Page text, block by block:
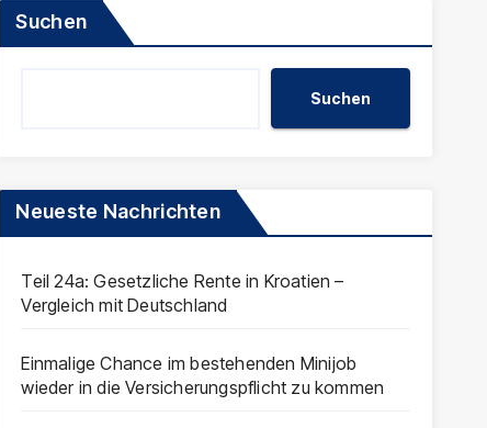
Suchen
Suchen
Neueste Nachrichten
Teil 24a: Gesetzliche Rente in Kroatien –
Vergleich mit Deutschland
Einmalige Chance im bestehenden Minijob
wieder in die Versicherungspflicht zu kommen